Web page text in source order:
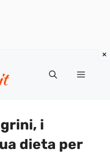
Menu
i
dieta per